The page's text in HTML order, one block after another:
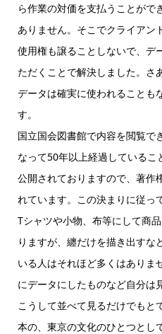
ら作業の対価を支払うことがで
ありません。そこでクライアン
使用権も譲ることしないで、デ
ただくことで解決しました。さ
データは確実に使われることも
す。
国立国会図書館で内容を閲覧で
なって50年以上経過しているこ
公開されておりますので、著作
れています。この決まりに従っ
Tシャツや小物、布等にして商
りますが、纏だけを描き出すな
いる人はそれほど多くはありま
にデータにしたものなど自分は
こうして並べて見るだけでもと
本の、東京の文化のひとつとし